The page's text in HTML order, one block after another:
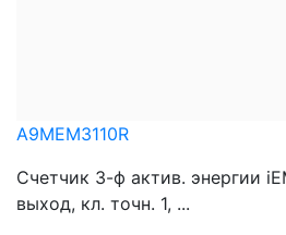
A9MEM3110R
Счетчик 3-ф актив. энергии
выход, кл. точн. 1, ...